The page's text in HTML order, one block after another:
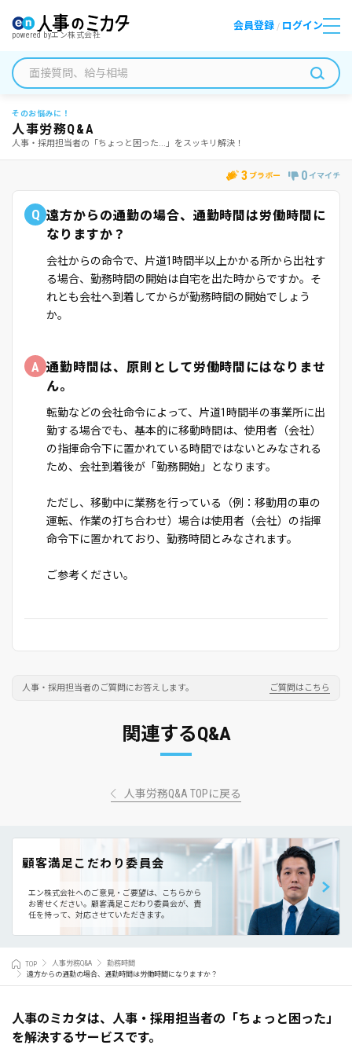
powered byエン株式会社
会員登録 / ログイン
そのお悩みに！
人事労務Q&A
人事・採用担当者の「ちょっと困った...」をスッキリ解決！
3 ブラボー 0 イマイチ
Q 遠方からの通勤の場合、通勤時間は労働時間に
なりますか？
会社からの命令で、片道1時間半以上かかる所から出社す
る場合、勤務時間の開始は自宅を出た時からですか。そ
れとも会社へ到着してからが勤務時間の開始でしょう
か。
A 通勤時間は、原則として労働時間にはなりませ
ん。
転勤などの会社命令によって、片道1時間半の事業所に出
勤する場合でも、基本的に移動時間は、使用者（会社）
の指揮命令下に置かれている時間ではないとみなされる
ため、会社到着後が「勤務開始」となります。
ただし、移動中に業務を行っている（例：移動用の車の
運転、作業の打ち合わせ）場合は使用者（会社）の指揮
命令下に置かれており、勤務時間とみなされます。
ご参考ください。
人事・採用担当者のご質問にお答えします。 ご質問はこちら
関連するQ&A
人事労務Q&A TOPに戻る
顧客満足こだわり委員会
エン株式会社へのご意見・ご要望は、こちらから
お寄せください。 顧客満足こだわり委員会が、責
任を持って、対応させていただきます。
TOP 人事労務Q&A
勤務時間
遠方からの通勤の場合、通勤時間は労働時間になりますか？
人事のミカタは、人事・採用担当者の「ちょっと困った」
を解決するサービスです。